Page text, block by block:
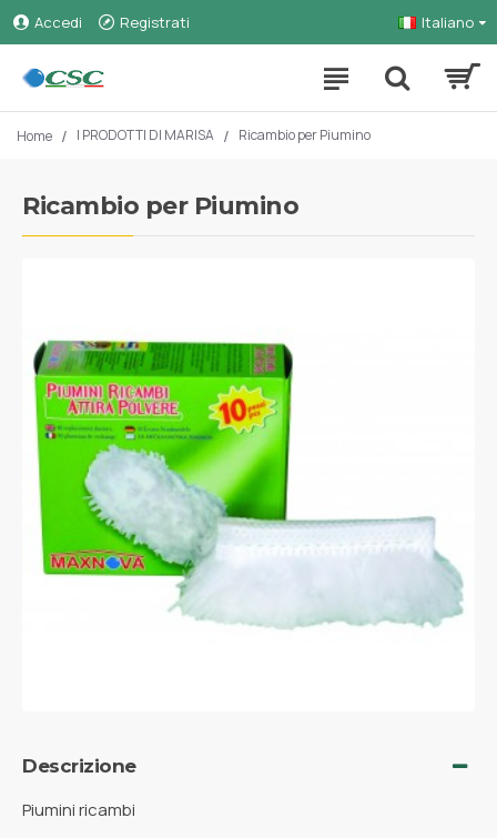
Accedi Registrati Italiano
Home I PRODOTTI DI MARISA Ricambio per Piumino
Ricambio per Piumino
Descrizione
Piumini ricambi